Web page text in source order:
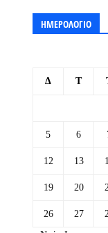
ΗΜΕΡΟΛΟΓΙΟ
Δ Τ
5 6
12 13
19 20
26 27